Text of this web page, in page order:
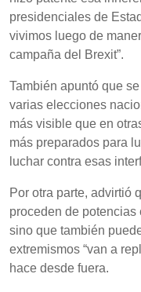
presidenciales de
vivimos luego de
campaña del Brexit”.
También apuntó que
varias elecciones
más visible que en
más preparados para
luchar contra esas
Por otra parte, advirtió
proceden de
sino que también
extremismos “van a
hace desde fuera.